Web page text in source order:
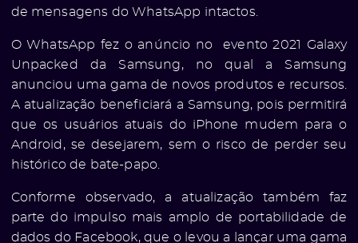
de mensagens do WhatsApp intactos.
O WhatsApp fez o anúncio no evento 2021 Galaxy
Unpacked
da Samsung, no qual a Samsung
anunciou uma gama de novos produtos e recursos.
A atualização beneficiará a Samsung, pois permitirá
que os usuários atuais do iPhone mudem para o
Android, se desejarem, sem o risco de perder seu
histórico de bate-papo.
Conforme observado, a atualização também faz
parte do impulso mais amplo de portabilidade de
dados do Facebook, que o levou a lançar uma gama